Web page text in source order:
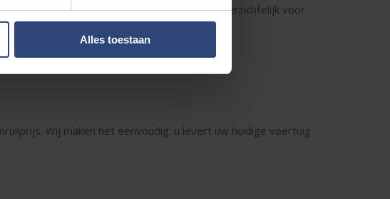
Alles toestaan
zijn inbegrepen. Zo rijdt u zorgeloos en overzichtelijk voor
uw wensen en budget.
Wij maken het eenvoudig: u levert uw huidige voertuig